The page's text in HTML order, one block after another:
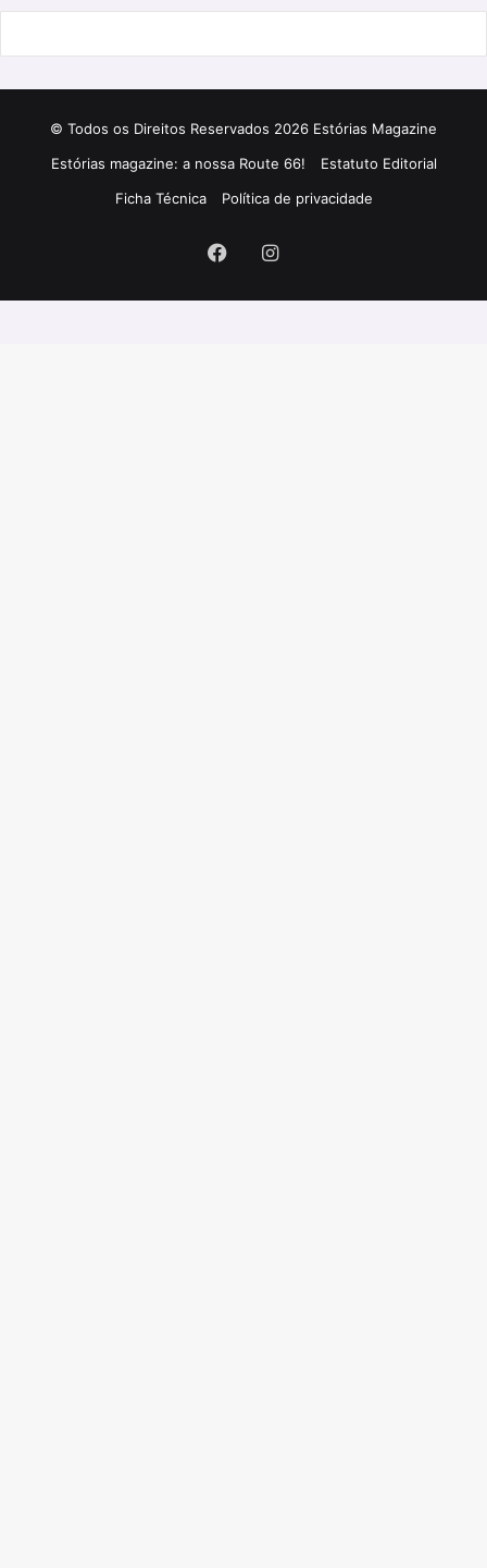
© Todos os Direitos Reservados 2026 Estórias Magazine
Estórias magazine: a nossa Route 66!
Estatuto Editorial
Ficha Técnica
Política de privacidade
FacebookInstagram